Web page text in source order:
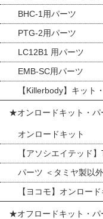
BHC-1用パーツ
PTG-2用パーツ
LC12B1 用パーツ
EMB-SC用パーツ
【Killerbody】キット
★オンロードキット・パ
オンロードキット
【アソシエイテッド
パーツ ＜タミヤ製以
【ヨコモ】オンロー
★オフロードキット・パ